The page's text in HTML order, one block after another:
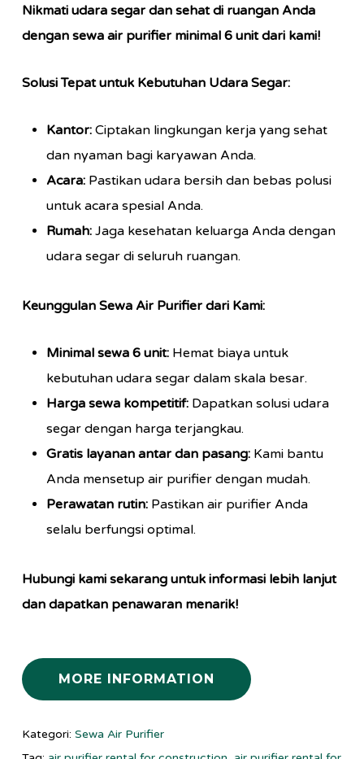
Nikmati udara segar dan sehat di ruangan Anda
dengan sewa air purifier minimal 6 unit dari kami!
Solusi Tepat untuk Kebutuhan Udara Segar:
Kantor:Ciptakan lingkungan kerja yang sehat
dan nyaman bagi karyawan Anda.
Acara:Pastikan udara bersih dan bebas polusi
untuk acara spesial Anda.
Rumah:Jaga kesehatan keluarga Anda dengan
udara segar di seluruh ruangan.
Keunggulan Sewa Air Purifier dari Kami:
Minimal sewa 6 unit:Hemat biaya untuk
kebutuhan udara segar dalam skala besar.
Harga sewa kompetitif:Dapatkan solusi udara
segar dengan harga terjangkau.
Gratis layanan antar dan pasang:Kami bantu
Anda mensetup air purifier dengan mudah.
Perawatan rutin:Pastikan air purifier Anda
selalu berfungsi optimal.
Hubungi kami sekarang untuk informasi lebih lanjut
dan dapatkan penawaran menarik!
MORE INFORMATION
Kategori: Sewa Air Purifier